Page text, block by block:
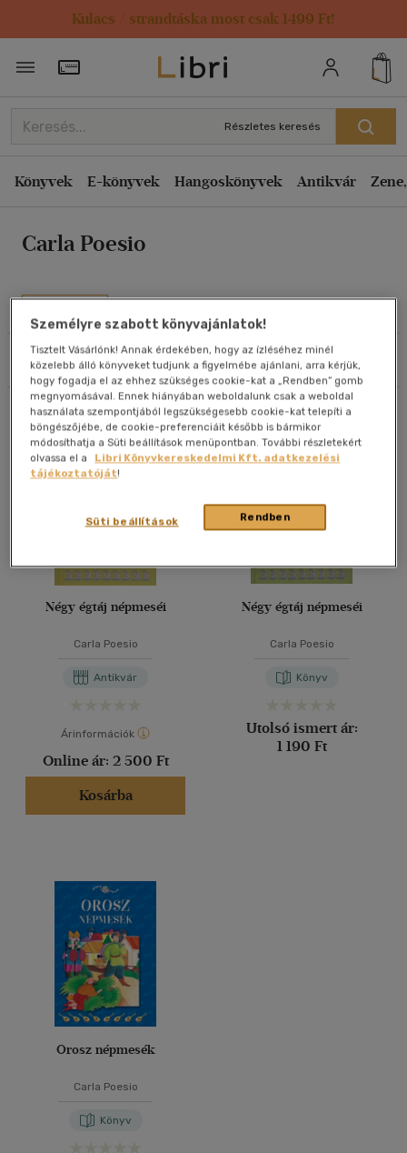
Kulacs / strandtáska most csak 1499 Ft!
Törzsvásárlói Kártya adatai
Részletes keresés
Könyvek E-könyvek Hangoskönyvek Antikvár
Carla Poesio
Művei
Szűrés Rendezés
Rendezés
Kiadás éve szerint csökkenő
Ár szerint csökkenő
Eladott darabszám szerint csökkenő
Cím szerint A-Z
Szerző szerint A-Z
Megjelenítés
20 db / oldal
40 db / oldal
Alkalmaz
Összesen3db
Négy égtáj népmeséi
Carla Poesio
Antikvár
Árinformációk
Online ár: 2 500 Ft
Kosárba
Négy égtáj népmeséi
Carla Poesio
Könyv
Utolsó ismert ár:
1 190 Ft
Orosz népmesék
Carla Poesio
Könyv
Személyre szabott könyvajánlatok!
Tisztelt Vásárlónk! Annak érdekében, hogy az ízléséhez minél
közelebb álló könyveket tudjunk a figyelmébe ajánlani, arra kérjük,
hogy fogadja el az ehhez szükséges cookie-kat a „Rendben” gomb
megnyomásával. Ennek hiányában weboldalunk csak a weboldal
használata szempontjából legszükségesebb cookie-kat telepíti a
böngészőjébe, de cookie-preferenciáit később is bármikor
módosíthatja a Süti beállítások menüpontban. További részletekért
olvassa el a
Libri Könyvkereskedelmi Kft. adatkezelési
tájékoztatóját!
Rendben
Süti beállítások